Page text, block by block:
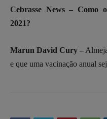
Cebrasse News – Como
2021?
Marun David Cury –
e que uma vacinação anual